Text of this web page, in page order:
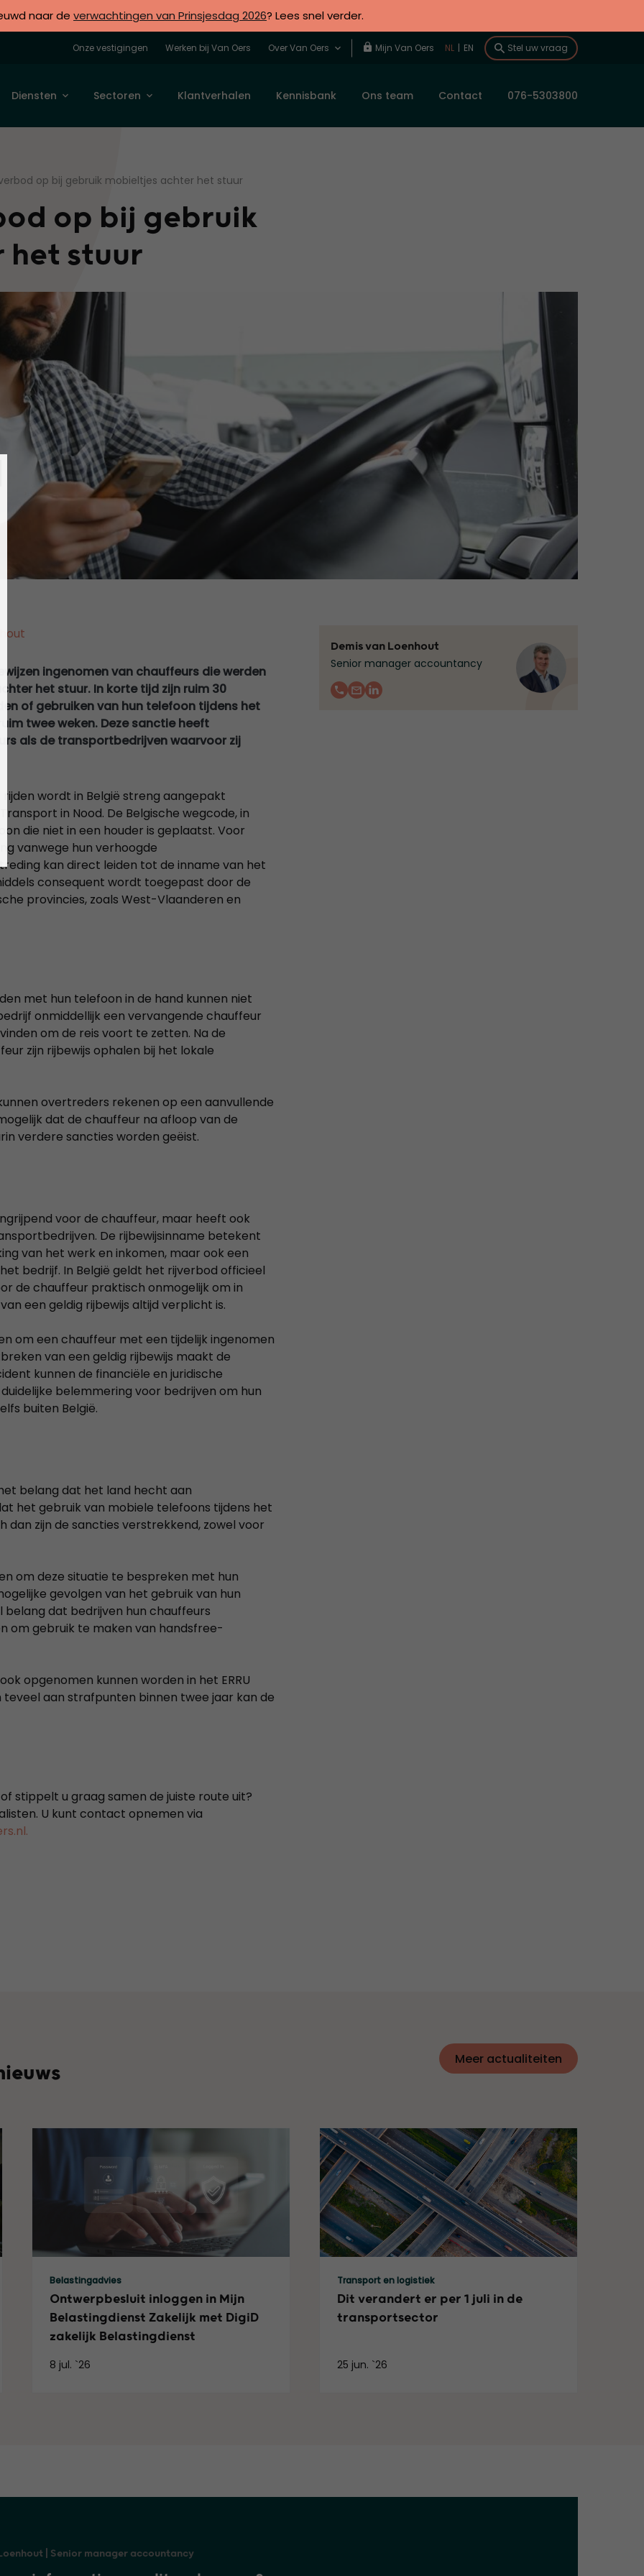
naar de verwachtingen van Prinsjesdag 2026? Lees snel verder.
Onze vestigingen Werken bij Van Oers Over Van Oers Mijn Van Oers NL | EN Stel uw vraag
Diensten Sectoren Klantverhalen Kennisbank Ons team Contact 076-5303800
op bij gebruik mobieltjes achter het stuur
op bij gebruik
het stuur
ingenomen van chauffeurs die werden
het stuur. In korte tijd zijn ruim 30
of gebruiken van hun telefoon tijdens het
twee weken. Deze sanctie heeft
als de transportbedrijven waarvoor zij
wordt in België streng aangepakt
in Nood. De Belgische wegcode, in
die niet in een houder is geplaatst. Voor
vanwege hun verhoogde
kan direct leiden tot de inname van het
consequent wordt toegepast door de
provincies, zoals West-Vlaanderen en
met hun telefoon in de hand kunnen niet
onmiddellijk een vervangende chauffeur
om de reis voort te zetten. Na de
zijn rijbewijs ophalen bij het lokale
overtreders rekenen op een aanvullende
dat de chauffeur na afloop van de
verdere sancties worden geëist.
voor de chauffeur, maar heeft ook
De rijbewijsinname betekent
van het werk en inkomen, maar ook een
bedrijf. In België geldt het rijverbod officieel
de chauffeur praktisch onmogelijk om in
een geldig rijbewijs altijd verplicht is.
om een chauffeur met een tijdelijk ingenomen
van een geldig rijbewijs maakt de
kunnen de financiële en juridische
belemmering voor bedrijven om hun
buiten België.
belang dat het land hecht aan
het gebruik van mobiele telefoons tijdens het
zijn de sancties verstrekkend, zowel voor
om deze situatie te bespreken met hun
gevolgen van het gebruik van hun
belang dat bedrijven hun chauffeurs
om gebruik te maken van handsfree-
opgenomen kunnen worden in het ERRU
aan strafpunten binnen twee jaar kan de
stippelt u graag samen de juiste route uit?
U kunt contact opnemen via
Demis van Loenhout
Senior manager accountancy
Meer actualiteiten
Belastingadvies
Ontwerpbesluit inloggen in Mijn
Belastingdienst Zakelijk met DigiD
zakelijk Belastingdienst
8 jul. `26
Transport en logistiek
Dit verandert er per 1 juli in de
transportsector
25 jun. `26
| Senior manager accountancy